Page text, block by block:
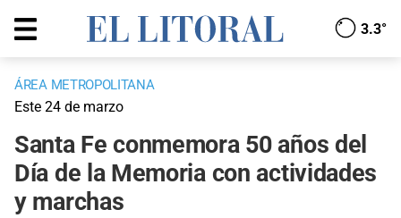
3.3°
ÁREA METROPOLITANA
Este 24 de marzo
Santa Fe conmemora 50 años del
Día de la Memoria con actividades
y marchas